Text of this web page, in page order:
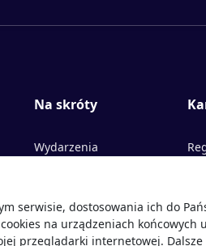
Na skróty
Wydarzenia
Rekrutujemy sprawdź
Polityka cookies
serwisie, dostosowania ich do
na urządzeniach końcowych
przeglądarki internetowej.